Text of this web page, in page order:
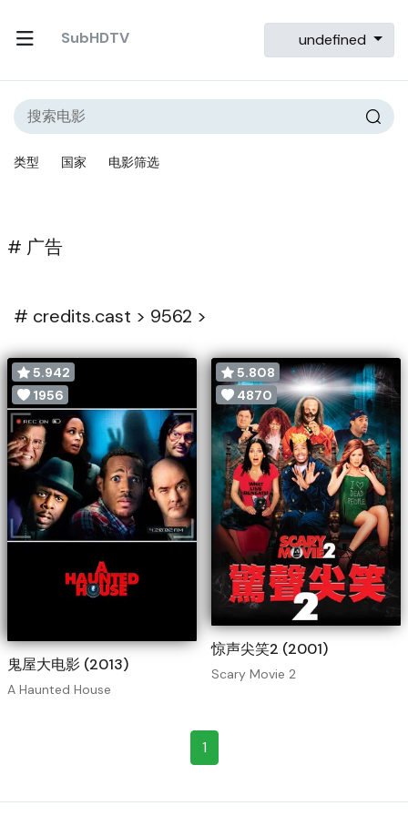
SubHDTV undefined
类型 国家 电影筛选
# credits.cast > 9562 >
5.942
1956
鬼屋大电影 (2013)
A Haunted House
5.808
4870
惊声尖笑2 (2001)
Scary Movie 2
# 广告
1